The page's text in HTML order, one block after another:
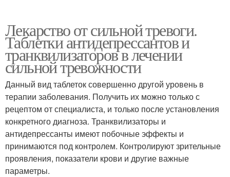
Лекарство от сильной тревоги.
Таблетки антидепрессантов и
транквилизаторов в лечении
сильной тревожности
Данный вид таблеток совершенно другой уровень в
терапии заболевания. Получить их можно только с
рецептом от специалиста, и только после установления
конкретного диагноза. Транквилизаторы и
антидепрессанты имеют побочные эффекты и
принимаются под контролем. Контролируют зрительные
проявления, показатели крови и другие важные
параметры.